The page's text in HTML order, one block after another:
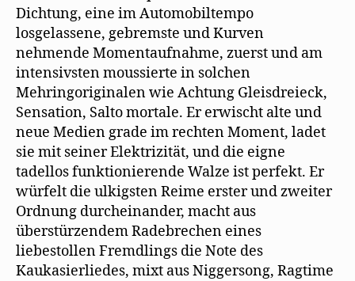
Dichtung, eine im Automobiltempo
losgelassene, gebremste und Kurven
nehmende Momentaufnahme, zuerst und am
intensivsten moussierte in solchen
Mehringoriginalen wie Achtung Gleisdreieck,
Sensation, Salto mortale. Er erwischt alte und
neue Medien grade im rechten Moment, ladet
sie mit seiner Elektrizität, und die eigne
tadellos funktionierende Walze ist perfekt. Er
würfelt die ulkigsten Reime erster und zweiter
Ordnung durcheinander, macht aus
überstürzendem Radebrechen eines
liebestollen Fremdlings die Note des
Kaukasierliedes, mixt aus Niggersong, Ragtime